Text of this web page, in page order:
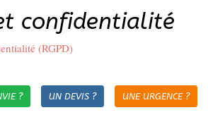
confidentialité
(RGPD)
? UN DEVIS ? UNE URGENCE ?